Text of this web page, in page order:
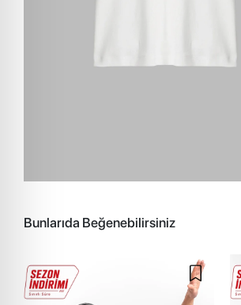
Bunlarıda Beğenebilirsiniz